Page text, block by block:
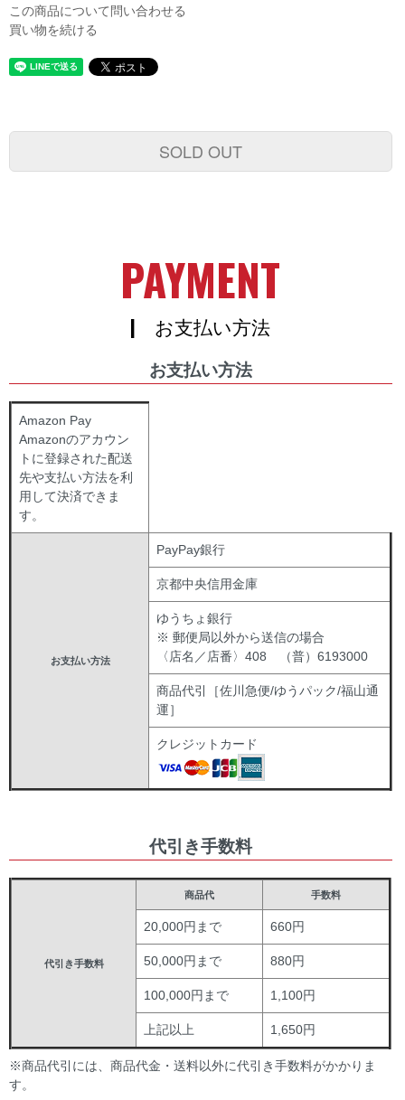
この商品について問い合わせる
買い物を続ける
SOLD OUT
PAYMENT
| お支払い方法
お支払い方法
Amazon Pay
Amazonのアカウン
トに登録された配送
先や支払い方法を利
用して決済できま
す。
お支払い方法
PayPay銀行
京都中央信用金庫
ゆうちょ銀行
※ 郵便局以外から送信の場合
〈店名／店番〉408 （普）6193000
商品代引［佐川急便/ゆうパック/福山通
運］
クレジットカード
代引き手数料
代引き手数料
商品代 手数料
20,000円まで 660円
50,000円まで 880円
100,000円まで 1,100円
上記以上 1,650円
※商品代引には、商品代金・送料以外に代引き手数料がかかりま
す。